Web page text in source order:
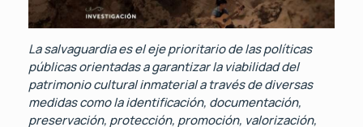
La salvaguardia es el eje prioritario de las políticas
públicas orientadas a garantizar la viabilidad del
patrimonio cultural inmaterial a través de diversas
medidas como la identificación, documentación,
preservación, protección, promoción, valorización,